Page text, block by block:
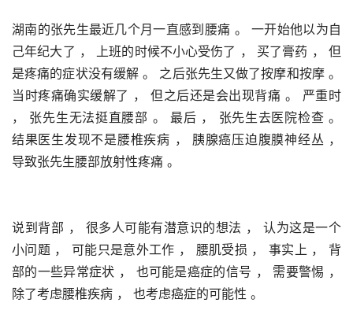
湖南的张先生最近几个月一直感到腰痛 。 一开始他以为自
己年纪大了 ， 上班的时候不小心受伤了 ， 买了膏药 ， 但
是疼痛的症状没有缓解 。 之后张先生又做了按摩和按摩 。
当时疼痛确实缓解了 ， 但之后还是会出现背痛 。 严重时
， 张先生无法挺直腰部 。 最后 ， 张先生去医院检查 。
结果医生发现不是腰椎疾病 ， 胰腺癌压迫腹膜神经丛 ，
导致张先生腰部放射性疼痛 。
说到背部 ， 很多人可能有潜意识的想法 ， 认为这是一个
小问题 ， 可能只是意外工作 ， 腰肌受损 ， 事实上 ， 背
部的一些异常症状 ， 也可能是癌症的信号 ， 需要警惕 ，
除了考虑腰椎疾病 ， 也考虑癌症的可能性 。